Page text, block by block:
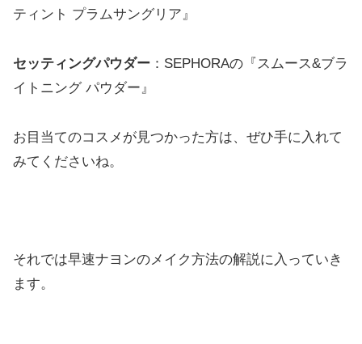
ティント プラムサングリア』
セッティングパウダー ：SEPHORAの『スムース&ブラ
イトニング パウダー』
お目当てのコスメが見つかった方は、ぜひ手に入れて
みてくださいね。
それでは早速ナヨンのメイク方法の解説に入っていき
ます。